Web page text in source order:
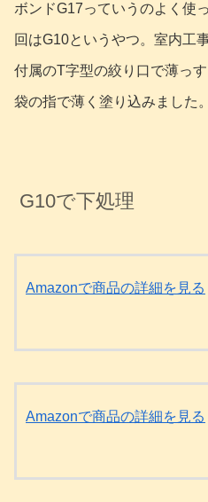
ボンドG17っていうのよく使
回はG10というやつ。室内工
付属のT字型の絞り口で薄っ
袋の指で薄く塗り込みました。
G10で下処理
Amazonで商品の詳細を見る
Amazonで商品の詳細を見る